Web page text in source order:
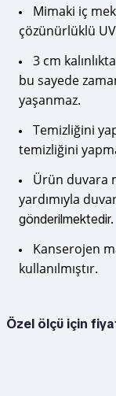
Mimaki iç
çözünürlüklü
3 cm
bu sayede
yaşanmaz.
Temizliğini
temizliğini
Ürün duvara
yardımıyla
gönderilmektedir.
Kanserojen
kullanılmıştır.
Özel ölçü için fiyat